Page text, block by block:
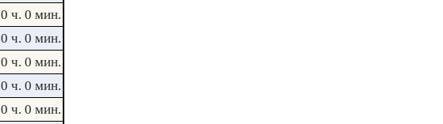
0 ч. 0 мин.
0 ч. 0 мин.
0 ч. 0 мин.
0 ч. 0 мин.
0 ч. 0 мин.